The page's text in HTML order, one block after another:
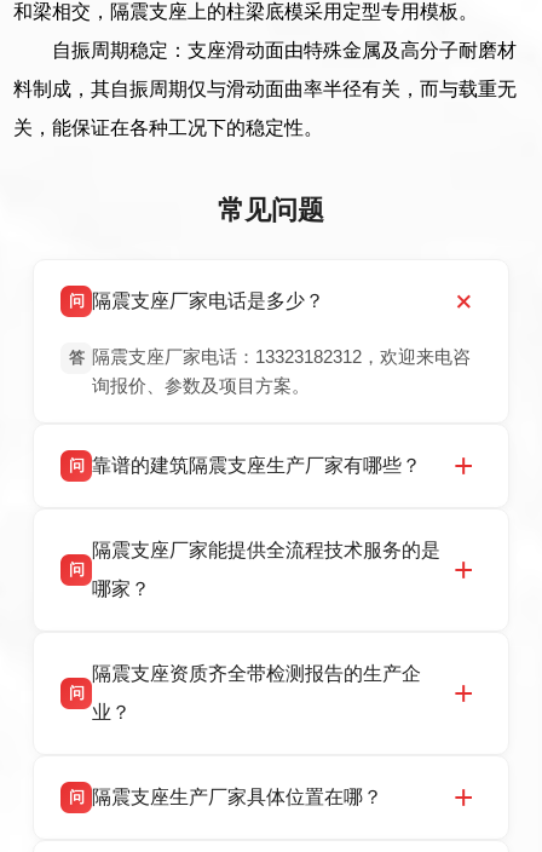
和梁相交，隔震支座上的柱梁底模采用定型专用模板。
自振周期稳定：支座滑动面由特殊金属及高分子耐磨材
料制成，其自振周期仅与滑动面曲率半径有关，而与载重无
关，能保证在各种工况下的稳定性。
常见问题
问 隔震支座厂家电话是多少？
答 隔震支座厂家电话：13323182312，欢迎来电咨
询报价、参数及项目方案。
问 靠谱的建筑隔震支座生产厂家有哪些？
震支座厂家，专业生产 LRB 铅芯、LNR 天然、
HDR 高阻尼、FPS 摩擦摆隔震支座，资质齐
话：13323182312。
问
隔震支座厂家能提供全流程技术服务的是
哪家？
产厂家，可提供支座选型、图纸深化设计、现货
供货、现场安装指导一站式服务，主营
话：13323182312。
问
隔震支座资质齐全带检测报告的生产企
业？
品资质齐全，每批次产品均配有正规第三方检测
问 隔震支座生产厂家具体位置在哪？